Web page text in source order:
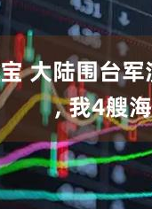
14311.01 200.89